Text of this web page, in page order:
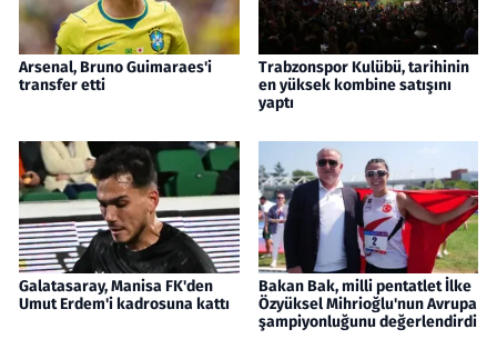
Arsenal, Bruno Guimaraes'i
transfer etti
Trabzonspor Kulübü, tarihinin
en yüksek kombine satışını
yaptı
Galatasaray, Manisa FK'den
Umut Erdem'i kadrosuna kattı
Bakan Bak, milli pentatlet İlke
Özyüksel Mihrioğlu'nun Avrupa
şampiyonluğunu değerlendirdi